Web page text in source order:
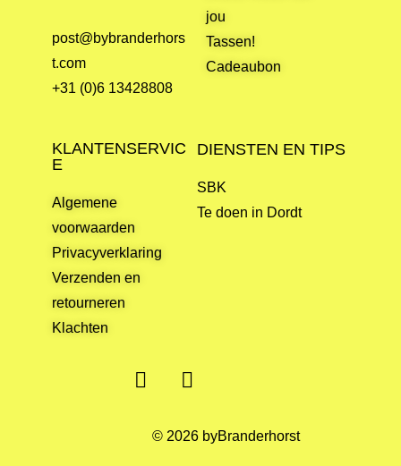
post@bybranderhors
t.com
+31 (0)6 13428808
jou
Tassen!
Cadeaubon
KLANTENSERVIC
E
Algemene
voorwaarden
Privacyverklaring
Verzenden en
retourneren
Klachten
DIENSTEN EN TIPS
SBK
Te doen in Dordt
© 2026 byBranderhorst